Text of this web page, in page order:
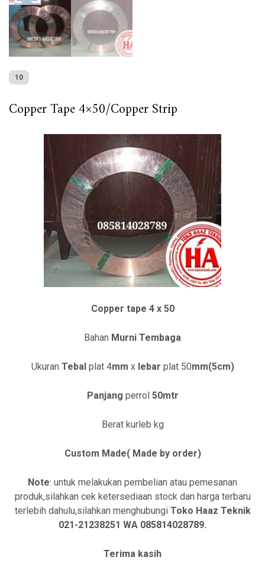
10
Copper Tape 4×50/Copper Strip
Copper tape 4 x 50
Bahan Murni Tembaga
Ukuran Tebalplat 4mm x lebar plat 50mm(5cm)
Panjang perrol 50mtr
Berat kurleb kg
Custom Made( Made by order)
Note: untuk melakukan pembelian atau pemesanan
produk,silahkan cek ketersediaan stock dan harga terbaru
terlebih dahulu,silahkan menghubungi Toko Haaz Teknik
021-21238251 WA 085814028789.
Terima kasih